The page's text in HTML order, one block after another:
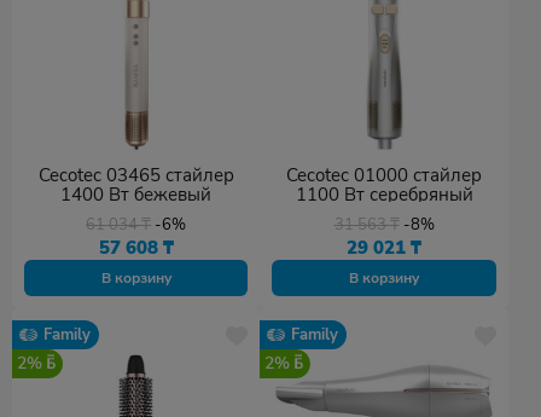
Cecotec 03465 стайлер
1400 Вт бежевый
61 034₸ -6%
57 608 ₸
В корзину
Cecotec 01000 стайлер
1100 Вт серебряный
31 563₸ -8%
29 021₸
В корзину
Family
2%
Family
2%